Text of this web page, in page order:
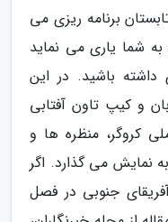
برنامه ریزی می
شما یاری می نماید
باشید. در این
و کیپ تاون آفتابی
کروگر، منظره ها و
نمایش می گذارد. اگر
جنوبی در فصل